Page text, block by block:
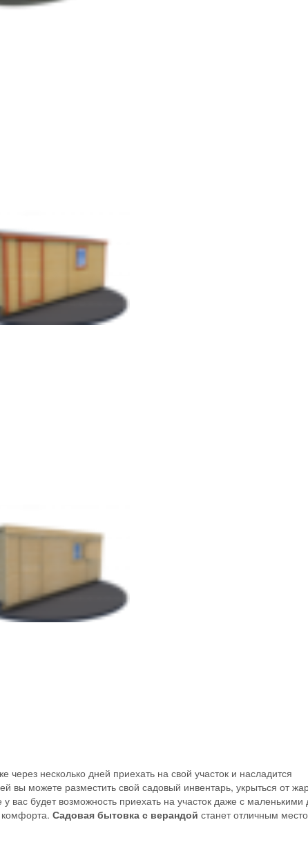
через несколько дней приехать на свой участок и насладится
можете разместить свой садовый инвентарь, укрыться от
вас будет возможность приехать на участок даже с маленькими
комфорта. Садовая бытовка с верандой станет отличным